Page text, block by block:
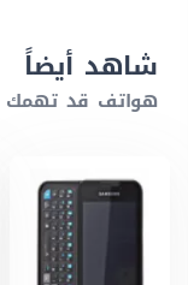
شاهد أيضاً
هواتف قد تهمك